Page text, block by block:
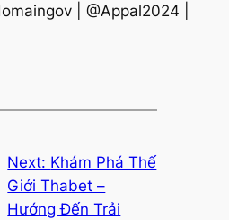
| @Appal2024 |
Next: Khám Phá Thế
Giới Thabet –
Hướng Đến Trải